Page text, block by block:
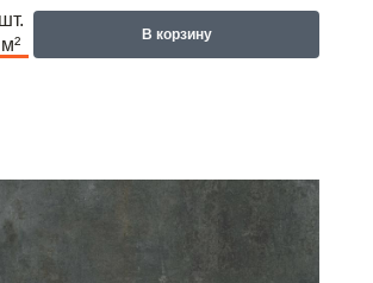
шт.
м²
В корзину